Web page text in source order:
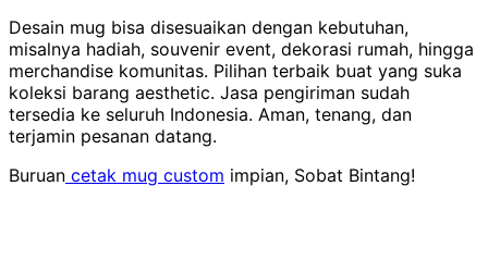
Desain mug bisa disesuaikan dengan kebutuhan,
misalnya hadiah, souvenir event, dekorasi rumah, hingga
merchandise komunitas. Pilihan terbaik buat yang suka
koleksi barang aesthetic. Jasa pengiriman sudah
tersedia ke seluruh Indonesia. Aman, tenang, dan
terjamin pesanan datang.
Buruan cetak mug custom impian, Sobat Bintang!